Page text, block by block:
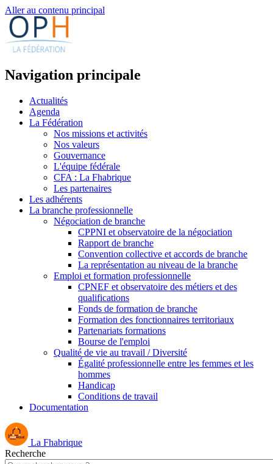
Aller au contenu principal
Navigation principale
Actualités
Agenda
La Fédération
Nos missions et activités
Nos valeurs
Gouvernance
L'équipe fédérale
CFA : La Fhabrique
Les partenaires
Les adhérents
La branche professionnelle
Négociation de branche
CPPNI et observatoire de la négociation
Rapport de branche
Convention collective et accords de branche
La représentation au niveau de la branche
Emploi et formation professionnelle
CPNEF et observatoire des métiers et des
qualifications
Fonds de formation de branche
Formation des fonctionnaires territoriaux
Partenariats formations
Bourse de l'emploi
Qualité de vie au travail / Diversité
Égalité professionnelle entre les femmes et les
hommes
Handicap
Conditions de travail
Documentation
La Fhabrique
Recherche